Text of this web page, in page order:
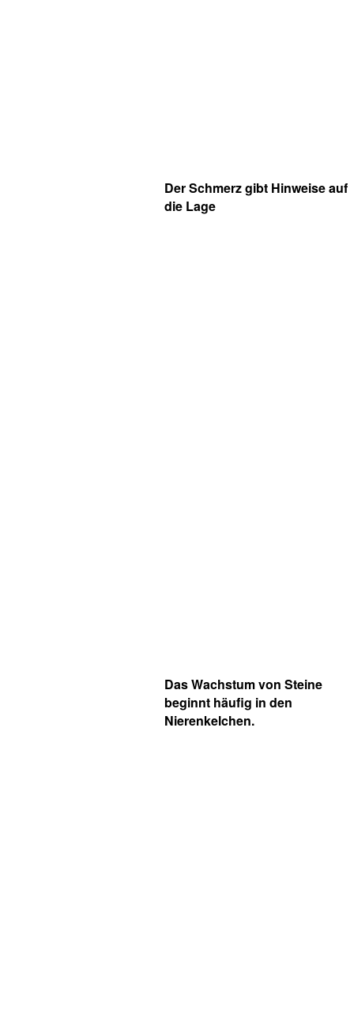
Der Schmerz gibt Hinweise auf
die Lage
Das Wachstum von Steine
beginnt häufig in den
Nierenkelchen.